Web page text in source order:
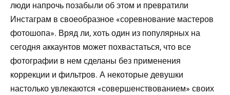
люди напрочь позабыли об этом и превратили
Инстаграм в своеобразное «соревнование мастеров
фотошопа». Вряд ли, хоть один из популярных на
сегодня аккаунтов может похвастаться, что все
фотографии в нем сделаны без применения
коррекции и фильтров. А некоторые девушки
настолько увлекаются «совершенствованием» своих